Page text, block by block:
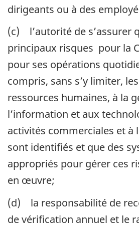
dirigeants ou à des
(c) l’autorité de s’assurer
principaux risques pour la
pour ses opérations
compris, sans s’y limiter,
ressources humaines, à la
l’information et aux
activités commerciales et à
sont identifiés et que des
appropriés pour gérer ces
en œuvre;
(d) la responsabilité de
de vérification annuel et le